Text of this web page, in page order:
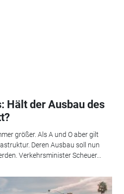
Hält der Ausbau des
größer. Als A und O aber gilt
Deren Ausbau soll nun
Verkehrsminister Scheuer...